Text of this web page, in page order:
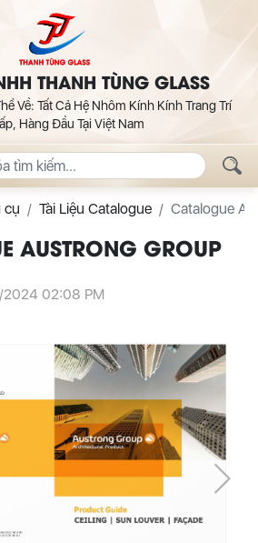
THANH TÙNG GLASS
Về: Tất Cả Hệ Nhôm Kính Kính Trang Trí
Hàng Đầu Tại Việt Nam
cụ Tài Liệu Catalogue Catalogue
AUSTRONG GROUP
02:08 PM